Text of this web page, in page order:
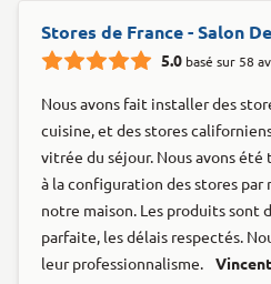
Stores de France - Salon
5.0 basé sur 58
Nous avons fait installer des
cuisine, et des stores
vitrée du séjour. Nous avons
à la configuration des stores par
notre maison. Les produits sont
parfaite, les délais respectés.
leur professionnalisme.